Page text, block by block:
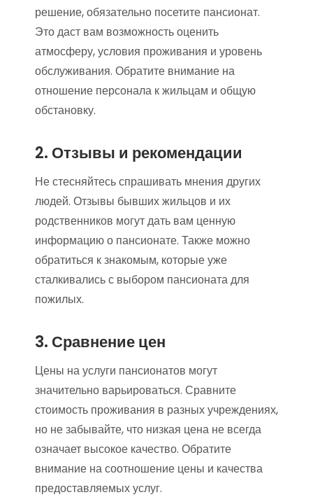
решение, обязательно посетите пансионат.
Это даст вам возможность оценить
атмосферу, условия проживания и уровень
обслуживания. Обратите внимание на
отношение персонала к жильцам и общую
обстановку.
2. Отзывы и рекомендации
Не стесняйтесь спрашивать мнения других
людей. Отзывы бывших жильцов и их
родственников могут дать вам ценную
информацию о пансионате. Также можно
обратиться к знакомым, которые уже
сталкивались с выбором пансионата для
пожилых.
3. Сравнение цен
Цены на услуги пансионатов могут
значительно варьироваться. Сравните
стоимость проживания в разных учреждениях,
но не забывайте, что низкая цена не всегда
означает высокое качество. Обратите
внимание на соотношение цены и качества
предоставляемых услуг.